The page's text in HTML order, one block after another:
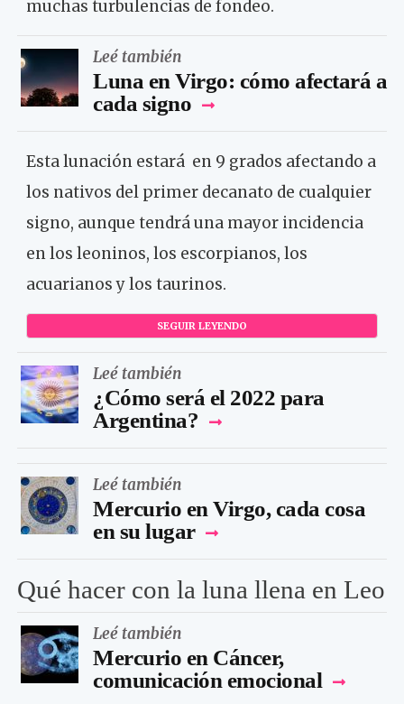
muchas turbulencias de fondeo.
Leé también
Luna en Virgo: cómo afectará a
cada signo
Esta lunación estará en 9 grados afectando a
los nativos del primer decanato de cualquier
signo, aunque tendrá una mayor incidencia
en los leoninos, los escorpianos, los
acuarianos y los taurinos.
SEGUIR LEYENDO
Leé también
¿Cómo será el 2022 para
Argentina?
Leé también
Mercurio en Virgo, cada cosa
en su lugar
Qué hacer con la luna llena en Leo
Leé también
Mercurio en Cáncer,
comunicación emocional